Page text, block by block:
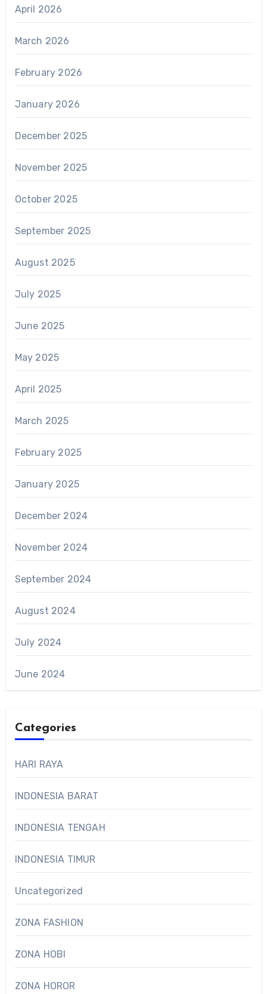
April 2026
March 2026
February 2026
January 2026
December 2025
November 2025
October 2025
September 2025
August 2025
July 2025
June 2025
May 2025
April 2025
March 2025
February 2025
January 2025
December 2024
November 2024
September 2024
August 2024
July 2024
June 2024
Categories
HARI RAYA
INDONESIA BARAT
INDONESIA TENGAH
INDONESIA TIMUR
Uncategorized
ZONA FASHION
ZONA HOBI
ZONA HOROR